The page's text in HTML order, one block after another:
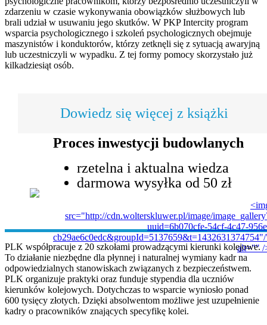
zdarzeniu w czasie wykonywania obowiązków służbowych lub
brali udział w usuwaniu jego skutków. W PKP Intercity program
wsparcia psychologicznego i szkoleń psychologicznych obejmuje
maszynistów i konduktorów, którzy zetknęli się z sytuacją awaryjną
lub uczestniczyli w wypadku. Z tej formy pomocy skorzystało już
kilkadziesiąt osób.
Dowiedz się więcej z książki
Proces inwestycji budowlanych
rzetelna i aktualna wiedza
darmowa wysyłka od 50 zł
src="http://cdn.wolterskluwer.pl/image/
uuid=6b070cfe-54cf-4c47-
alt="" /
PLK współpracuje z 20 szkołami prowadzącymi kierunki kolejowe.
To działanie niezbędne dla płynnej i naturalnej wymiany kadr na
odpowiedzialnych stanowiskach związanych z bezpieczeństwem.
PLK organizuje praktyki oraz funduje stypendia dla uczniów
kierunków kolejowych. Dotychczas to wsparcie wyniosło ponad
600 tysięcy złotych. Dzięki absolwentom możliwe jest uzupełnienie
kadry o pracowników znających specyfikę kolei.